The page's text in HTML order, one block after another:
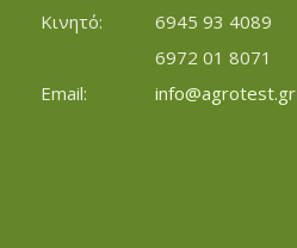
Κινητό:		6945 93 4089
			6972 01 8071
info@agrotest.gr